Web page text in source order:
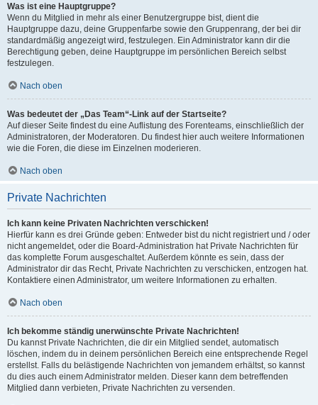
Was ist eine Hauptgruppe?
Wenn du Mitglied in mehr als einer Benutzergruppe bist, dient die
Hauptgruppe dazu, deine Gruppenfarbe sowie den Gruppenrang, der bei dir
standardmäßig angezeigt wird, festzulegen. Ein Administrator kann dir die
Berechtigung geben, deine Hauptgruppe im persönlichen Bereich selbst
festzulegen.
Nach oben
Was bedeutet der „Das Team“-Link auf der Startseite?
Auf dieser Seite findest du eine Auflistung des Forenteams, einschließlich der
Administratoren, der Moderatoren. Du findest hier auch weitere Informationen
wie die Foren, die diese im Einzelnen moderieren.
Nach oben
Private Nachrichten
Ich kann keine Privaten Nachrichten verschicken!
Hierfür kann es drei Gründe geben: Entweder bist du nicht registriert und / oder
nicht angemeldet, oder die Board-Administration hat Private Nachrichten für
das komplette Forum ausgeschaltet. Außerdem könnte es sein, dass der
Administrator dir das Recht, Private Nachrichten zu verschicken, entzogen hat.
Kontaktiere einen Administrator, um weitere Informationen zu erhalten.
Nach oben
Ich bekomme ständig unerwünschte Private Nachrichten!
Du kannst Private Nachrichten, die dir ein Mitglied sendet, automatisch
löschen, indem du in deinem persönlichen Bereich eine entsprechende Regel
erstellst. Falls du belästigende Nachrichten von jemandem erhältst, so kannst
du dies auch einem Administrator melden. Dieser kann dem betreffenden
Mitglied dann verbieten, Private Nachrichten zu versenden.